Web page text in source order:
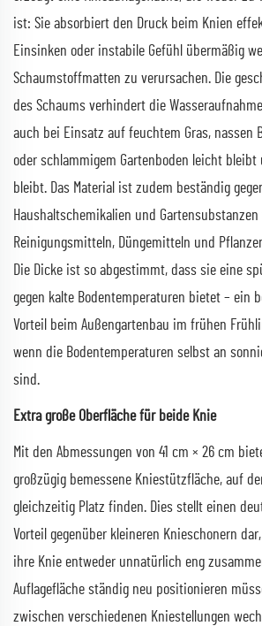
ist: Sie absorbiert den Druck beim Knien
Einsinken oder instabile Gefühl übermäßig
Schaumstoffmatten zu verursachen. Die
des Schaums verhindert die
auch bei Einsatz auf feuchtem Gras, nassen
oder schlammigem Gartenboden leicht
bleibt. Das Material ist zudem beständig
Haushaltschemikalien und
Reinigungsmitteln, Düngemitteln und
Die Dicke ist so abgestimmt, dass sie eine
gegen kalte Bodentemperaturen bietet – ein
Vorteil beim Außengartenbau im frühen
wenn die Bodentemperaturen selbst an
sind.
Extra große Oberfläche für beide Knie
Mit den Abmessungen von 41 cm × 26 cm
großzügig bemessene Kniestützfläche, auf
gleichzeitig Platz finden. Dies stellt einen
Vorteil gegenüber kleineren Knieschonern
ihre Knie entweder unnatürlich eng
Auflagefläche ständig neu positionieren
zwischen verschiedenen Kniestellungen